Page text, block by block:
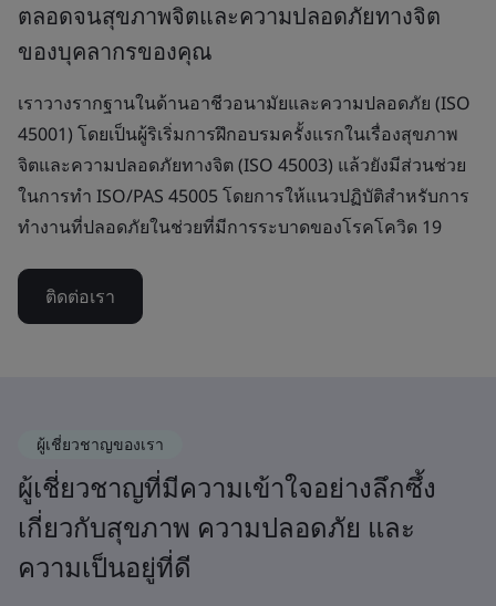
ตลอดจนสุขภาพจิตและความปลอดภัยทางจิต
ของบุคลากรของคุณ
เราวางรากฐานในด้านอาชีวอนามัยและความปลอดภัย (ISO
45001) โดยเป็นผู้ริเริ่มการฝึกอบรมครั้งแรกในเรื่องสุขภาพ
จิตและความปลอดภัยทางจิต (ISO 45003) แล้วยังมีส่วนช่วย
ในการทำ ISO/PAS 45005 โดยการให้แนวปฏิบัติสำหรับการ
ทำงานที่ปลอดภัยในช่วยที่มีการระบาดของโรคโควิด 19
ติดต่อเรา
ผู้เชี่ยวชาญของเรา
ผู้เชี่ยวชาญที่มีความเข้าใจอย่างลึกซึ้ง
เกี่ยวกับสุขภาพ ความปลอดภัย และ
ความเป็นอยู่ที่ดี